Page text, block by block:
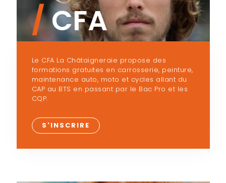
/CFA
Le CFA La Châtaigneraie propose des
formations gratuites en carrosserie, peinture,
maintenance auto, moto et cycles allant du
CAP au BTS en passant par le Bac Pro et les
CQP.
S'INSCRIRE